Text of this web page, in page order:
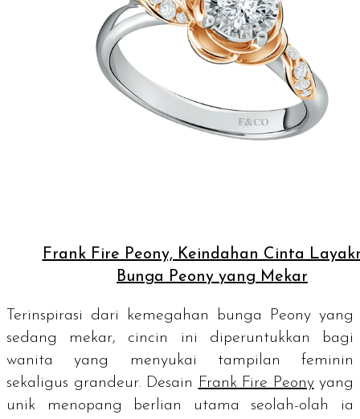
Frank Fire Peony, Keindahan Cinta
Bunga Peony yang Mekar
Terinspirasi dari kemegahan bunga Peony yang
sedang mekar, cincin ini diperuntukkan bagi
wanita yang menyukai tampilan feminin
sekaligus grandeur. Desain Frank Fire Peonyyang
unik menopang berlian utama seolah-olah ia